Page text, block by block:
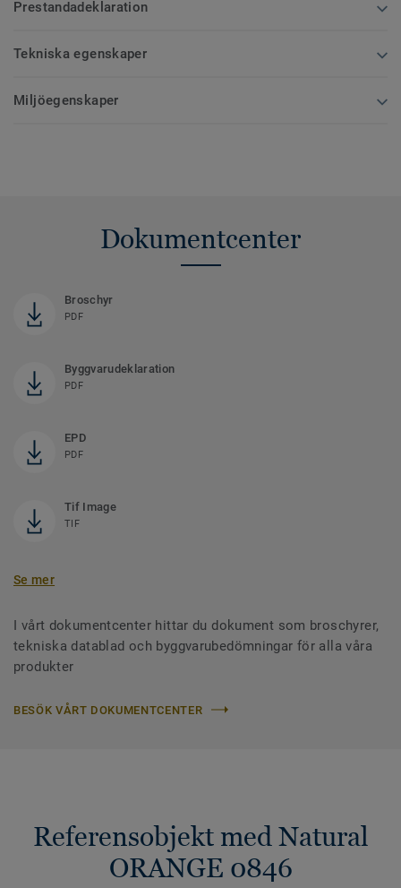
Prestandadeklaration
Tekniska egenskaper
Miljöegenskaper
Dokumentcenter
Broschyr
PDF
Byggvarudeklaration
PDF
EPD
PDF
Tif Image
TIF
Se mer
I vårt dokumentcenter hittar du dokument som broschyrer,
tekniska datablad och byggvarubedömningar för alla våra
produkter
BESÖK VÅRT DOKUMENTCENTER
Referensobjekt med Natural
ORANGE 0846